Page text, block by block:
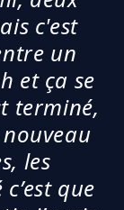
c'est
un
et ça se
terminé,
les
que